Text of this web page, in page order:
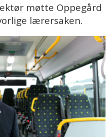
møtte Oppegård
lærersaken.